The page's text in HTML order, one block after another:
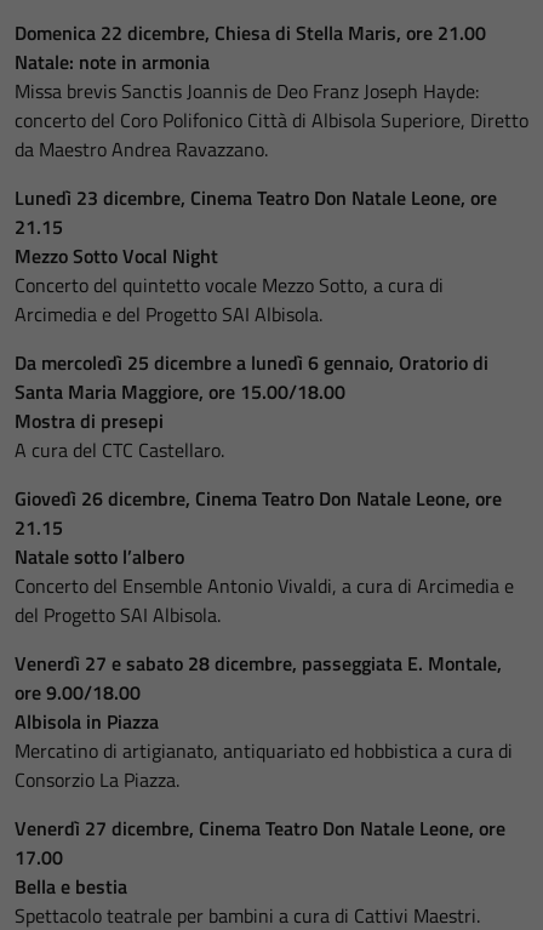
Domenica 22 dicembre, Chiesa di Stella Maris, ore 21.00
Natale: note in armonia
Missa brevis Sanctis Joannis de Deo Franz Joseph Hayde:
concerto del Coro Polifonico Città di Albisola Superiore, Diretto
da Maestro Andrea Ravazzano.
Lunedì 23 dicembre, Cinema Teatro Don Natale Leone, ore
21.15
Mezzo Sotto Vocal Night
Concerto del quintetto vocale Mezzo Sotto, a cura di
Arcimedia e del Progetto SAI Albisola.
Da mercoledì 25 dicembre a lunedì 6 gennaio, Oratorio di
Santa Maria Maggiore, ore 15.00/18.00
Mostra di presepi
A cura del CTC Castellaro.
Giovedì 26 dicembre, Cinema Teatro Don Natale Leone, ore
21.15
Natale sotto l’albero
Concerto del Ensemble Antonio Vivaldi, a cura di Arcimedia e
del Progetto SAI Albisola.
Venerdì 27 e sabato 28 dicembre, passeggiata E. Montale,
ore 9.00/18.00
Albisola in Piazza
Mercatino di artigianato, antiquariato ed hobbistica a cura di
Consorzio La Piazza.
Venerdì 27 dicembre, Cinema Teatro Don Natale Leone, ore
17.00
Bella e bestia
Spettacolo teatrale per bambini a cura di Cattivi Maestri.